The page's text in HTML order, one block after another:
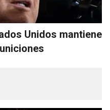
Unidos mantiene